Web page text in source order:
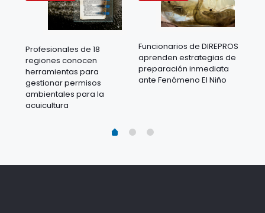
Profesionales de 18
regiones conocen
herramientas para
gestionar permisos
ambientales para la
acuicultura
Funcionarios de DIREPROS
aprenden estrategias de
preparación inmediata
ante Fenómeno El Niño